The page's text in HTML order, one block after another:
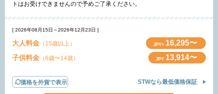
トはお受けできませんので予めご了承ください。
[ 2026年08月15日～2026年12月23日 ]
大人料金 （15歳以上） JPY> 16,295〜
子供料金 （6歳〜14歳） JPY 13,914〜
価格を外貨で表示 STWなら最低価格保証